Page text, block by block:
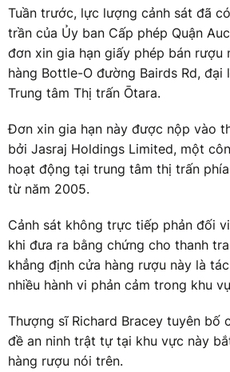
Tuần trước, lực lượng cảnh sát đã
trần của Ủy ban Cấp phép Quận
đơn xin gia hạn giấy phép bán rượu
hàng Bottle-O đường Bairds Rd,
Trung tâm Thị trấn Ōtara.
Đơn xin gia hạn này được nộp vào
bởi Jasraj Holdings Limited, một
hoạt động tại trung tâm thị trấn
từ năm 2005.
Cảnh sát không trực tiếp phản đối
khi đưa ra bằng chứng cho thanh
khẳng định cửa hàng rượu này là
nhiều hành vi phản cảm trong khu
Thượng sĩ Richard Bracey tuyên bố
đề an ninh trật tự tại khu vực này
hàng rượu nói trên.